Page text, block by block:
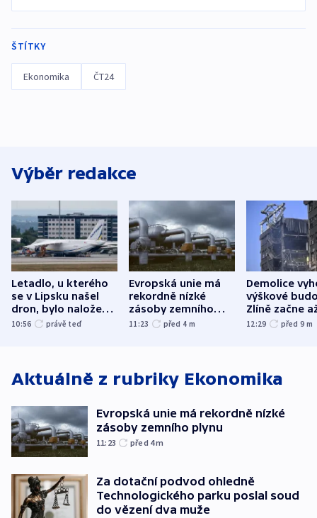
ŠTÍTKY
Ekonomika ČT24
Výběr redakce
Letadlo, u kterého
se v Lipsku našel
dron, bylo naložené
municí, píší média
10:56 právě teď
Evropská unie má
rekordně nízké
zásoby zemního
plynu
11:23 před 4 m
Demolice
výškové
Zlíně začne
následujících
12:29 před 9 m
Aktuálně z rubriky Ekonomika
Evropská unie má rekordně nízké
zásoby zemního plynu
11:23 před 4m
Za dotační podvod ohledně
Technologického parku poslal soud
do vězení dva muže